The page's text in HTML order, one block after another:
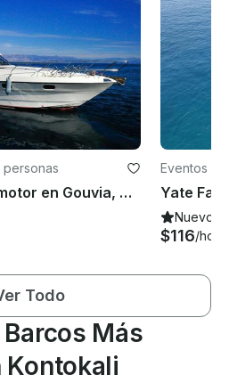
personas
Alquile un yate a motor en Gouvia, Grecia
Eventos
Yate
Nuevo
$116/hora
Todo
Más
Kontokali